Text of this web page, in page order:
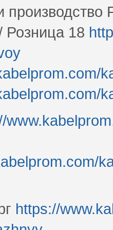
производство
Розница 18
https://